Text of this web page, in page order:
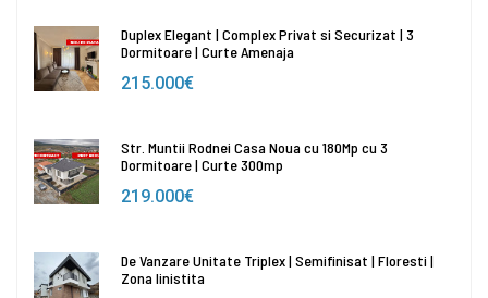
Duplex Elegant | Complex Privat si Securizat | 3
Dormitoare | Curte Amenaja
215.000€
Str. Muntii Rodnei Casa Noua cu 180Mp cu 3
Dormitoare | Curte 300mp
219.000€
De Vanzare Unitate Triplex | Semifinisat | Floresti |
Zona linistita